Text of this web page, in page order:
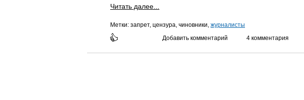
Читать далее...
Метки: запрет, цензура, чиновники, журналисты
Добавить комментарий
4 комментария